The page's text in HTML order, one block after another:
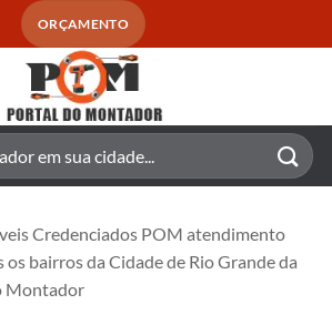
ORÇAMENTO
Credenciados POM atendimento
bairros da Cidade de Rio Grande da
Montador